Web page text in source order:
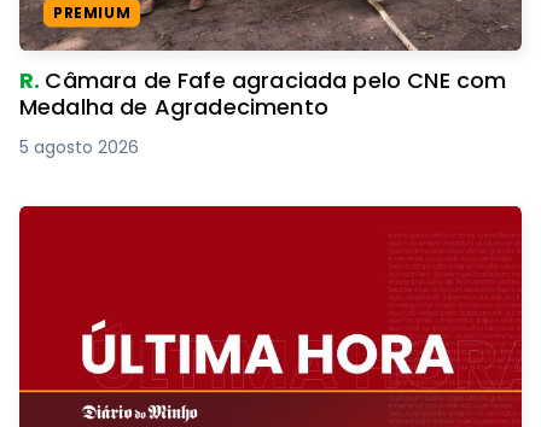
PREMIUM
R. Câmara de Fafe agraciada pelo CNE com
Medalha de Agradecimento
5 agosto 2026